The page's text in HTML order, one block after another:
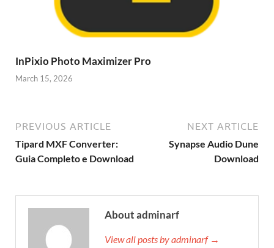
InPixio Photo Maximizer Pro
March 15, 2026
PREVIOUS ARTICLE
Tipard MXF Converter:
Guia Completo e Download
NEXT ARTICLE
Synapse Audio Dune
Download
About adminarf
View all posts by adminarf →